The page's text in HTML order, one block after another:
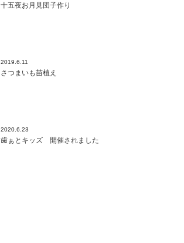
十五夜お月見団子作り
2019.6.11
さつまいも苗植え
2020.6.23
歯ぁとキッズ 開催されました